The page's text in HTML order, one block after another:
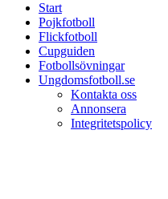
Start
Pojkfotboll
Flickfotboll
Cupguiden
Fotbollsövningar
Ungdomsfotboll.se
Kontakta oss
Annonsera
Integritetspolicy